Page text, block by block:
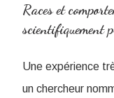
Races et
scientifiquement
Une expérience
un chercheur